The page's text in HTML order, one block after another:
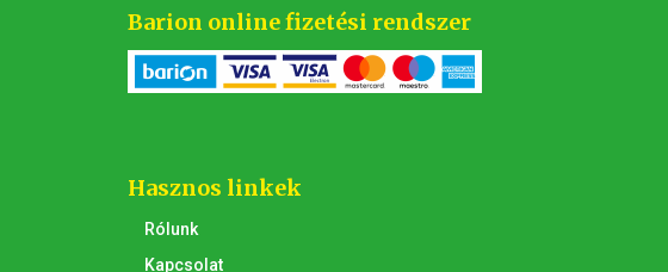
Barion online fizetési rendszer
Hasznos linkek
Rólunk
Kapcsolat